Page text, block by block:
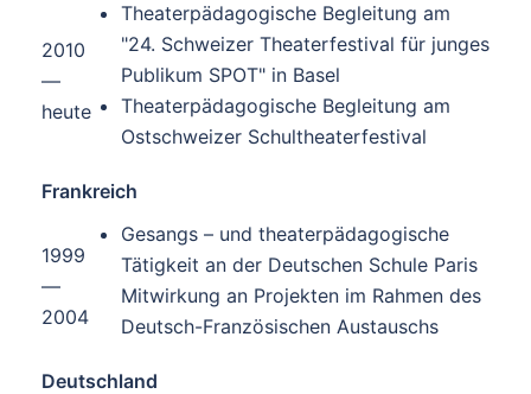
2010
—
heute
Theaterpädagogische Begleitung am
"24. Schweizer Theaterfestival für junges
Publikum SPOT" in Basel
Theaterpädagogische Begleitung am
Ostschweizer Schultheaterfestival
Frankreich
1999
—
2004
Gesangs – und theaterpädagogische
Tätigkeit an der Deutschen Schule Paris
Mitwirkung an Projekten im Rahmen des
Deutsch-Französischen Austauschs
Deutschland